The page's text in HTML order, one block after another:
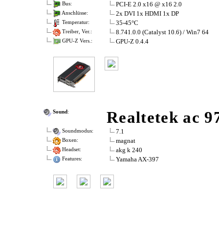
Bus: PCI-E 2.0 x16 @ x16 2.0
Anschlüsse: 2x DVI 1x HDMI 1x DP
Temperatur: 35-45°C
Treiber, Ver.: 8.741.0.0 (Catalyst 10.6) / Win7 64
GPU-Z Vers.: GPU-Z 0.4.4
Sound: Realtetek ac
Soundmodus: 7.1
Boxen: magnat
Headset: akg k 240
Features: Yamaha AX-397